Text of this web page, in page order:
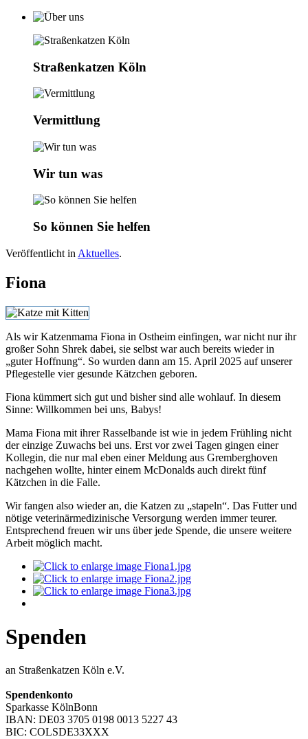
Straßenkatzen Köln
Vermittlung
Wir tun was
So können Sie helfen
Veröffentlicht in Aktuelles.
Fiona
Als wir Katzenmama Fiona in Ostheim einfingen, war nicht nur ihr
großer Sohn Shrek dabei, sie selbst war auch bereits wieder in
„guter Hoffnung“. So wurden dann am 15. April 2025 auf unserer
Pflegestelle vier gesunde Kätzchen geboren.
Fiona kümmert sich gut und bisher sind alle wohlauf. In diesem
Sinne: Willkommen bei uns, Babys!
Mama Fiona mit ihrer Rasselbande ist wie in jedem Frühling nicht
der einzige Zuwachs bei uns. Erst vor zwei Tagen gingen einer
Kollegin, die nur mal eben einer Meldung aus Gremberghoven
nachgehen wollte, hinter einem McDonalds auch direkt fünf
Kätzchen in die Falle.
Wir fangen also wieder an, die Katzen zu „stapeln“. Das Futter und
nötige veterinärmedizinische Versorgung werden immer teurer.
Entsprechend freuen wir uns über jede Spende, die unsere weitere
Arbeit möglich macht.
Spenden
an Straßenkatzen Köln e.V.
Spendenkonto
Sparkasse KölnBonn
IBAN: DE03 3705 0198 0013 5227 43
BIC: COLSDE33XXX